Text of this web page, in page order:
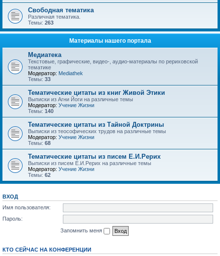
Свободная тематика
Различная тематика.
Темы: 263
Материалы нашего портала
Медиатека
Текстовые, графические, видео-, аудио-материалы по рериховской
тематике
Модератор: Mediathek
Темы: 33
Тематические цитаты из книг Живой Этики
Выписки из Агни Йоги на различные темы
Модератор: Учение Жизни
Темы: 140
Тематические цитаты из Тайной Доктрины
Выписки из теософических трудов на различные темы
Модератор: Учение Жизни
Темы: 68
Тематические цитаты из писем Е.И.Рерих
Выписки из писем Е.И.Рерих на различные темы
Модератор: Учение Жизни
Темы: 62
ВХОД
Имя пользователя:
Пароль:
Запомнить меня
КТО СЕЙЧАС НА КОНФЕРЕНЦИИ